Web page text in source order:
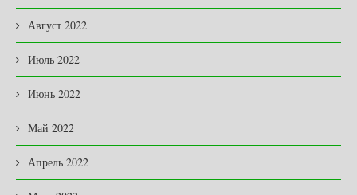
Август 2022
Июль 2022
Июнь 2022
Май 2022
Апрель 2022